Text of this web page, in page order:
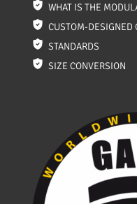
WHAT IS THE
CUSTOM-DESIGNED
STANDARDS
SIZE CONVERSION